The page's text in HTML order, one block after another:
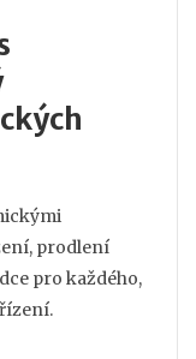
prodlení
pro každého,